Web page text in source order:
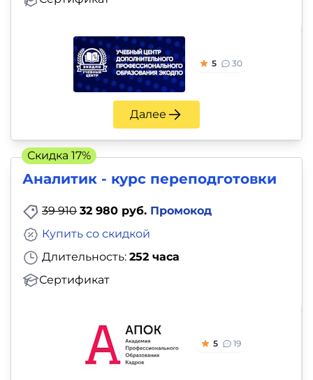
5 30
Далее
Аналитик - курс переподготовки
39 910 32 980 руб. Промокод
Длительность: 252 часа
Сертификат
Купить со скидкой
5 19
Скидка 17%